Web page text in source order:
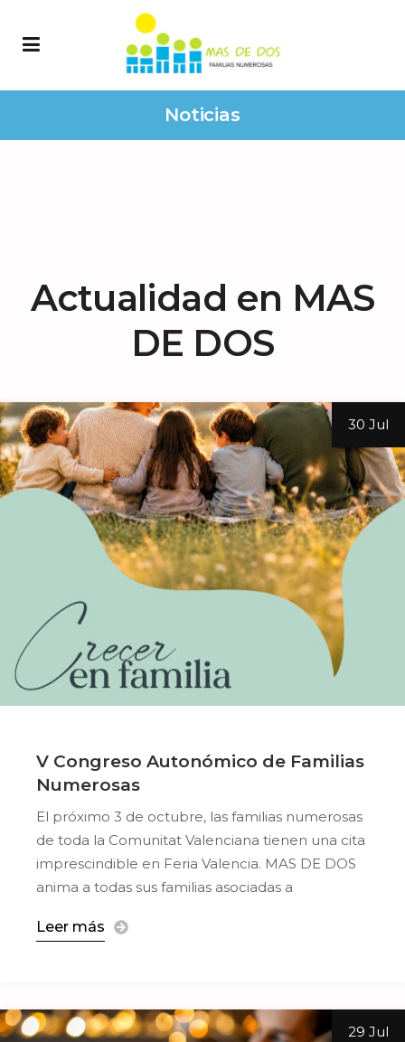
Noticias
Actualidad en MAS
DE DOS
30 Jul
V Congreso Autonómico de Familias
Numerosas
El próximo 3 de octubre, las familias numerosas
de toda la Comunitat Valenciana tienen una cita
imprescindible en Feria Valencia. MAS DE DOS
anima a todas sus familias asociadas a
Leer más
29 Jul